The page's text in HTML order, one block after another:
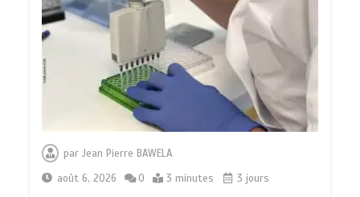
parJean Pierre BAWELA
août 6, 2026
0 3 minutes 3 jours